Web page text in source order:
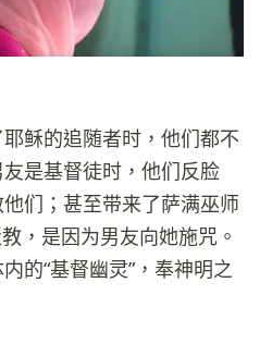
稣的追随者时，他们都不
是基督徒时，他们反脸
们；甚至带来了萨满巫师
，是因为男友向她施咒。
的“基督幽灵”，奉神明之